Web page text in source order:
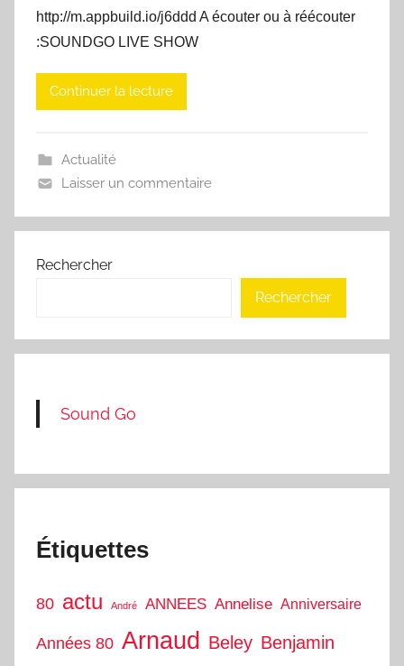
http://m.appbuild.io/j6ddd A écouter ou à réécouter
:SOUNDGO LIVE SHOW
Continuer la lecture
Actualité
Laisser un commentaire
Rechercher
Rechercher
Sound Go
Étiquettes
80 actu André ANNEES Annelise Anniversaire
Années 80 Arnaud Beley Benjamin